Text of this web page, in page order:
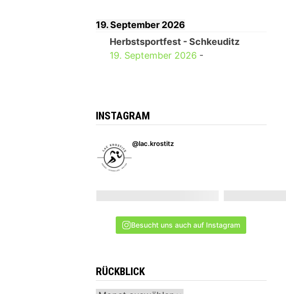
19. September 2026
Herbstsportfest - Schkeuditz
19. September 2026 -
INSTAGRAM
@lac.krostitz
Besucht uns auch auf Instagram
RÜCKBLICK